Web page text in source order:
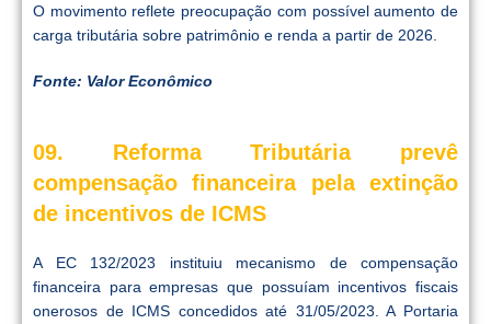
O movimento reflete preocupação com possível aumento de
carga tributária sobre patrimônio e renda a partir de 2026.
Fonte: Valor Econômico
09. Reforma Tributária prevê
compensação financeira pela extinção
de incentivos de ICMS
A EC 132/2023 instituiu mecanismo de compensação
financeira para empresas que possuíam incentivos fiscais
onerosos de ICMS concedidos até 31/05/2023. A Portaria